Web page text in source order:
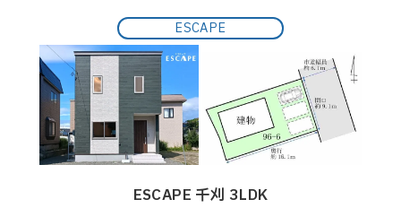
ESCAPE
ESCAPE 千刈 3LDK